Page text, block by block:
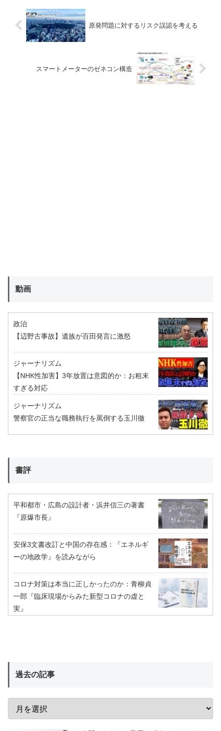
原発問題に対するリスク誤認を考える
スマートメーターのゼネコン構造
動画
政治
【辺野古事故】遺族が百田発言に激怒
ジャーナリズム
【NHK性加害】3年放置は意図的か：お粗末
すぎる対応
ジャーナリズム
警察官の正当な職務執行を罵倒する玉川徹
書評
平和都市・広島の設計者・浜井信三の著書
『原爆市長』
安保3文書改訂と中国の存在感：『エネルギ
ーの地政学』を読みながら
コロナ対策は本当に正しかったのか：青柳貞
一郎『臨床現場からみた新型コロナの虚と
実』
過去の記事